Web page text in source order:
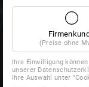
(Preise ohne
Ihre Einwilligung
unserer
Ihre Auswahl unter